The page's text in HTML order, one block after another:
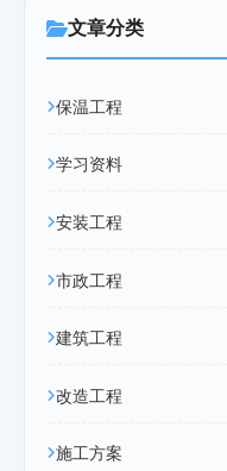
文章分类
保温工程
学习资料
安装工程
市政工程
建筑工程
改造工程
施工方案